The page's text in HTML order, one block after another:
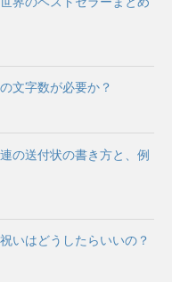
文字数が必要か？
の送付状の書き方と、例
いはどうしたらいいの？